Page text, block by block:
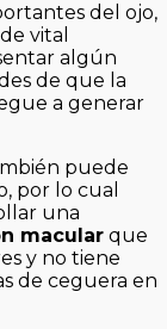
del ojo,
vital
algún
de que la
a generar
puede
por lo cual
una
macular que
y no tiene
de ceguera en